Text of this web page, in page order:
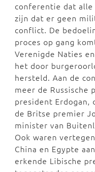
conferentie dat
zijn dat er geen
conflict. De
proces op gang
Verenigde Naties
het door
hersteld. Aan de
meer de Russische
president Erdogan,
de Britse premier
minister van
Ook waren
China en Egypte
erkende Libische